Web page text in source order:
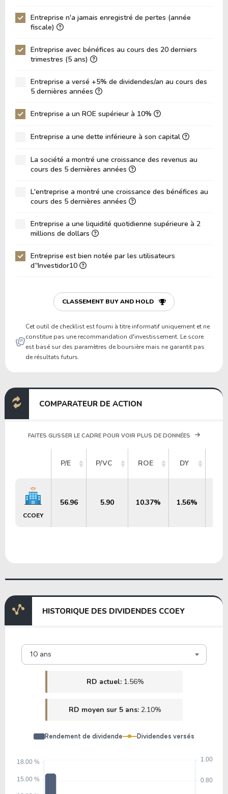
P/Actif Total
VPA (Valeur Comptable par Action)
LPA (Bénéfice par Action)
Rotation des Actifs
0.00
ROE
ROIC (RETOUR SUR CAPITAL INVESTI)
ROA (Retour sur Actifs)
Dette Nette / EBITDA
Dette Brute / Capitaux Propres
Capitaux Propres / Actifs
0.00
Passifs / Actifs
Ratio de Liquidité
P/Actif Circulant Net
Entreprise n'a jamais enregistré de pertes (année
fiscale)
Entreprise avec bénéfices au cours des 20 derniers
trimestres (5 ans)
Entreprise a versé +5% de dividendes/an au cours des
5 dernières années
Entreprise a un ROE supérieur à 10%
Entreprise a une dette inférieure à son capital
La société a montré une croissance des revenus au
cours des 5 dernières années
L'entreprise a montré une croissance des bénéfices au
cours des 5 dernières années
Entreprise a une liquidité quotidienne supérieure à 2
millions de dollars
Entreprise est bien notée par les utilisateurs
d’'Investidor10
CLASSEMENT BUY AND HOLD
Cet outil de checklist est fourni à titre informatif uniquement et ne
constitue pas une recommandation d'investissement. Le score
est basé sur des paramètres de boursière mais ne garantit pas
de résultats futurs.
COMPARATEUR DE ACTION
FAITES GLISSER LE CADRE POUR VOIR PLUS DE DONNÉES
P/E P/VC ROE DY
CCOEY
56.96 5.90 10.37% 1.56%
HISTORIQUE DES DIVIDENDES CCOEY
10 ans
RD actuel: 1.56%
RD moyen sur 5 ans: 2.10%
Rendement de dividende Dividendes versés